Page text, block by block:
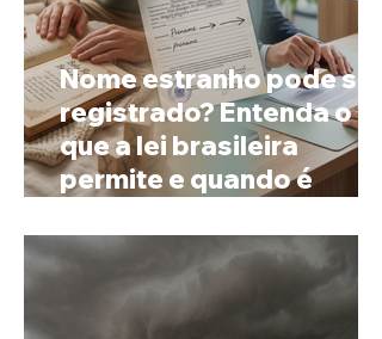
Nome estranho pode ser
registrado? Entenda o
que a lei brasileira
permite e quando é
prenome